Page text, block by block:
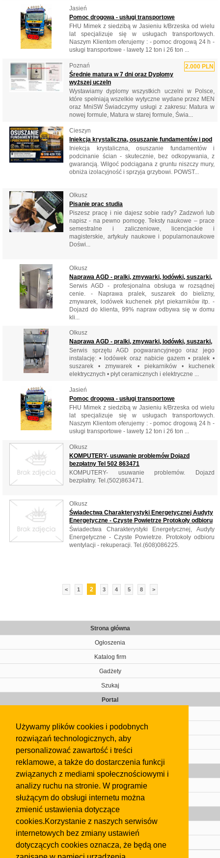
Używamy plików cookies i podobnych
rozwiązań technologicznych, aby
personalizować zawartość i treści
reklamowe, a także do dostarczenia funkcji
związanych z mediami społecznościowymi i
analizy ruchu na stronie. W programie
służącym do obsługi internetu można
zmienić ustawienia dotyczące
cookies.Korzystanie z naszych serwisów
internetowych bez zmiany ustawień
dotyczących cookies oznacza, że będą one
Jasień
Pomoc drogowa - usługi transportowe
FHU Mimek z siedzibą w Jasieniu k/Brzeska od wielu
lat specjalizuje się w usługach transportowych.
Naszym Klientom oferujemy : - pomoc drogową 24 h -
usługi transportowe - lawety 12 ton i 26 ton ...
2.000 PLN
Poznań
Średnie matura w 7 dni oraz Dyplomy
wyższej uczeln
Wystawiamy dyplomy wszystkich uczelni w Polsce,
które spełniają wszelkie wytyczne wydane przez MEN
oraz MniSW Świadczymy usługi z zakresu: Matura w
nowej formule, Matura w starej formule, Świa...
Cieszyn
Iniekcja krystaliczna, osuszanie fundamentów i pod
Iniekcja krystaliczna, osuszanie fundamentów i
podcinanie ścian - skutecznie, bez odkopywania, z
gwarancją. Wilgoć podciągana z gruntu niszczy mury,
obniża izolacyjność i sprzyja grzybowi. POWST...
Olkusz
Pisanie prac studia
Piszesz pracę i nie dajesz sobie rady? Zadzwoń lub
napisz - na pewno pomogę. Teksty naukowe – prace
semestralne i zaliczeniowe, licencjackie i
magisterskie, artykuły naukowe i popularnonaukowe
Doświ...
Olkusz
Naprawa AGD - pralki, zmywarki, lodówki, suszarki,
Serwis AGD - profesjonalna obsługa w rozsądnej
cenie. - Naprawa pralek, suszarek do bielizny,
zmywarek, lodówek kuchenek płyt piekarników itp. -
Dojazd do klienta, 99% napraw odbywa się w domu
kli...
Olkusz
Naprawa AGD - pralki, zmywarki, lodówki, suszarki,
Serwis sprzętu AGD pogwarancyjnego oraz jego
instalację: • lodówek oraz nabicie gazem • pralek •
suszarek • zmywarek • piekarników • kuchenek
elektrycznych • płyt ceramicznych i elektryczne ...
Jasień
Pomoc drogowa - usługi transportowe
FHU Mimek z siedzibą w Jasieniu k/Brzeska od wielu
lat specjalizuje się w usługach transportowych.
Naszym Klientom oferujemy : - pomoc drogową 24 h -
usługi transportowe - lawety 12 ton i 26 ton ...
Olkusz
KOMPUTERY- usuwanie problemów Dojazd
bezpłatny Tel 502 863471
KOMPUTERY- usuwanie problemów. Dojazd
bezpłatny. Tel.(502)863471.
Olkusz
Świadectwa Charakterystyki Energetycznej Audyty
Energetyczne - Czyste Powietrze Protokoły odbioru
Świadectwa Charakterystyki Energetycznej, Audyty
Energetyczne - Czyste Powietrze. Protokoły odbioru
wentylacji - rekuperacji. Tel.(608)086225.
< 1 2 3 4 5 8 >
Strona główna
Ogłoszenia
Katalog firm
Gadżety
Szukaj
Portal
Kontakt
Regulamin
Gazeta
Olkusz
Kontakt
Strefa dla biznesu
Biura nieruchomości
Dealerzy i autokomisy